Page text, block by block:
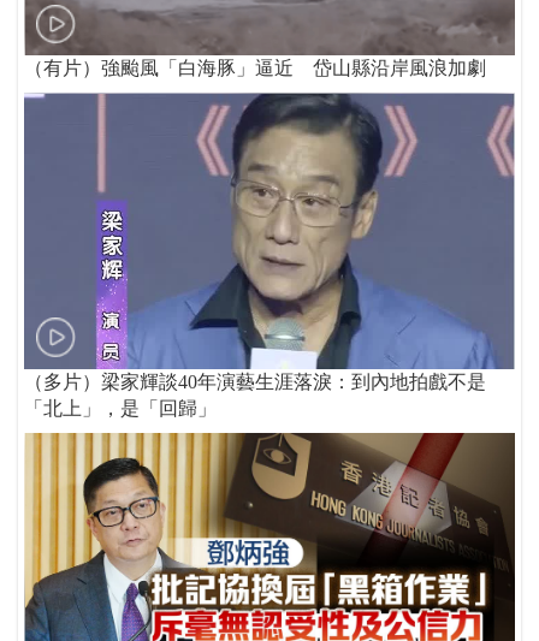
（有片）強颱風「白海豚」逼近 岱山縣沿岸風浪加劇
（多片）梁家輝談40年演藝生涯落淚：到內地拍戲不是
「北上」，是「回歸」